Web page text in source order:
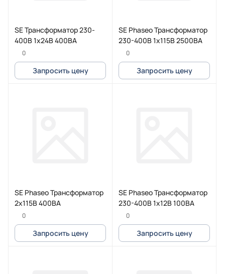
SE Трансформатор 230-
400В 1x24В 400ВA
0
Запросить цену
SE Phaseo Трансформатор
230-400В 1x115В 2500ВA
0
Запросить цену
SE Phaseo Трансформатор
2x115В 400ВА
0
Запросить цену
SE Phaseo Трансформатор
230-400В 1x12В 100ВA
0
Запросить цену